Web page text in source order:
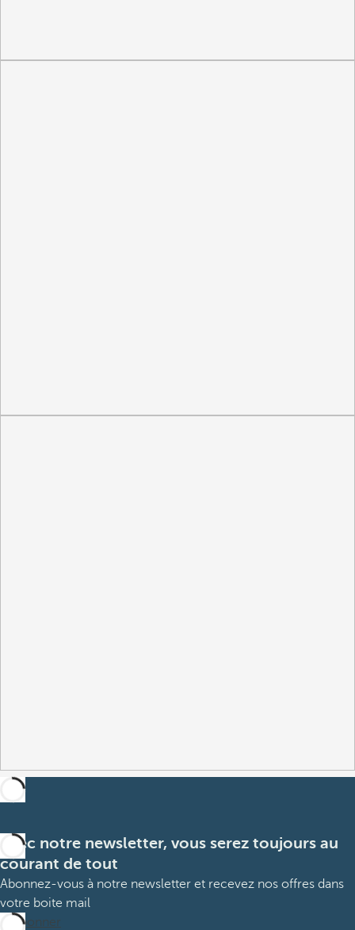
Avec notre newsletter, vous serez toujours au
courant de tout
Abonnez-vous à notre newsletter et recevez nos offres dans
votre boite mail
M’abonner